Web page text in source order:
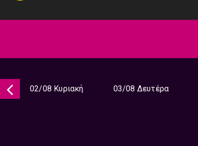
02/08 Κυριακή 03/08 Δευτέρα